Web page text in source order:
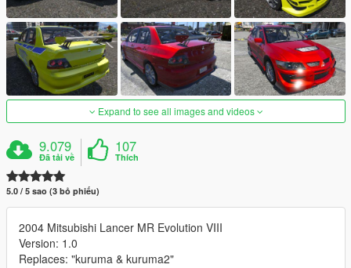
Expand to see all images and videos
9.079
Đã tải về
107
Thích
5.0 / 5 sao (3 bỏ phiếu)
2004 Mitsubishi Lancer MR Evolution VIII
Version: 1.0
Replaces: "kuruma & kuruma2"